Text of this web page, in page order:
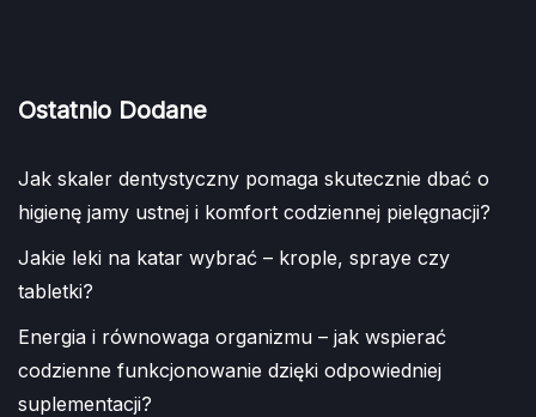
Ostatnio Dodane
Jak skaler dentystyczny pomaga skutecznie dbać o
higienę jamy ustnej i komfort codziennej pielęgnacji?
Jakie leki na katar wybrać – krople, spraye czy
tabletki?
Energia i równowaga organizmu – jak wspierać
codzienne funkcjonowanie dzięki odpowiedniej
suplementacji?